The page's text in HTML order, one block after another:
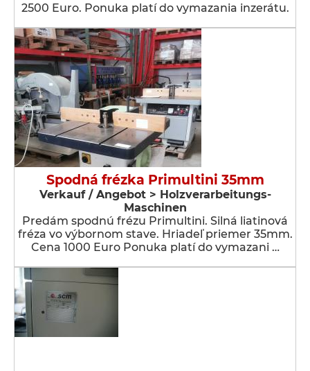
2500 Euro. Ponuka platí do vymazania inzerátu.
Spodná frézka Primultini 35mm
Verkauf / Angebot > Holzverarbeitungs-
Maschinen
Predám spodnú frézu Primultini. Silná liatinová
fréza vo výbornom stave. Hriadeľ priemer 35mm.
Cena 1000 Euro Ponuka platí do vymazani …